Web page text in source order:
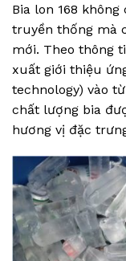
Bia lon 168
truyền thống mà
mới. Theo thông
xuất giới thiệu
technology) vào
chất lượng bia
hương vị đặc